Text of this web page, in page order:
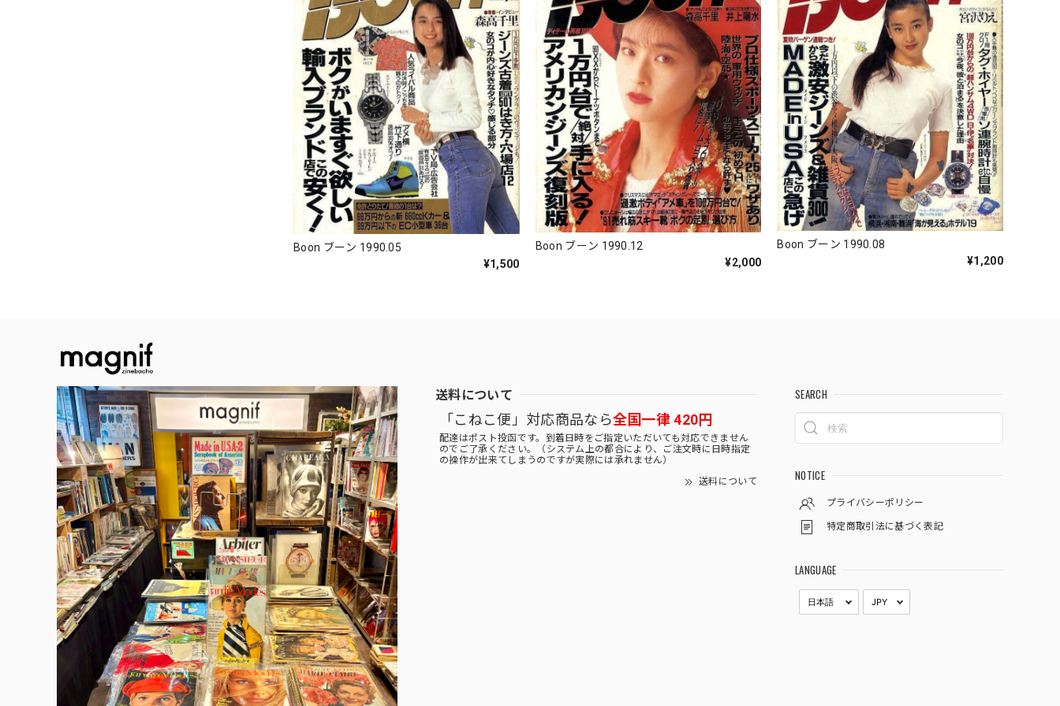
Boon ブーン 1990.05
¥1,500
Boon ブーン 1990.12
¥2,000
Boon ブーン 1990.08
¥1,200
送料について
「こねこ便」対応商品なら全国一律 420円
配達はポスト投函です。到着日時をご指定いただいても対応できません
のでご了承ください。（システム上の都合により、ご注文時に日時指定
の操作が出来てしまうのですが実際には承れません）
送料について
SEARCH
NOTICE
プライバシーポリシー
特定商取引法に基づく表記
LANGUAGE